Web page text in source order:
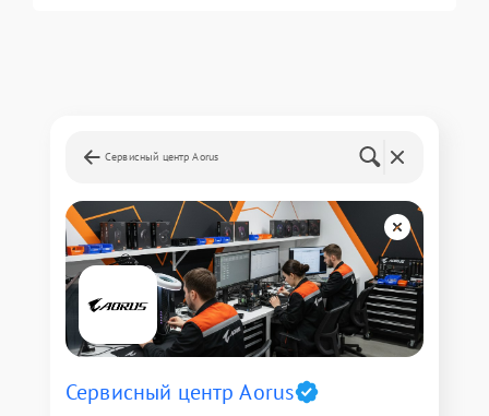
Сервисный центр Aorus
Сервисный центр Aorus